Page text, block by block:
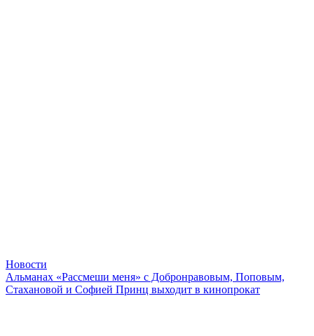
Новости
Альманах «Рассмеши меня» с Добронравовым, Поповым,
Стахановой и Софией Принц выходит в кинопрокат